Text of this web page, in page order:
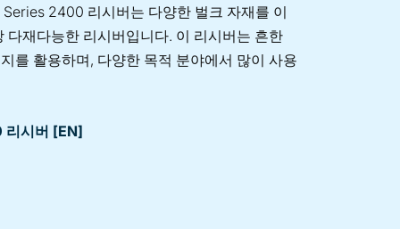
2400 리시버는 다양한 벌크 자재를 이
다재다능한 리시버입니다. 이 리시버는 흔한
를 활용하며, 다양한 목적 분야에서 많이 사용
시버 [EN]